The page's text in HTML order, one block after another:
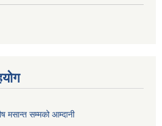
मसान्त सम्मको आम्दानी